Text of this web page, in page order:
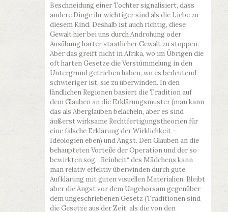
Beschneidung einer Tochter signalisiert, dass
andere Dinge ihr wichtiger sind als die Liebe zu
diesem Kind. Deshalb ist auch richtig, diese
Gewalt hier bei uns durch Androhung oder
Ausübung harter staatlicher Gewalt zu stoppen.
Aber das greift nicht in Afrika, wo im Übrigen die
oft harten Gesetze die Verstümmelung in den
Untergrund getrieben haben, wo es bedeutend
schwieriger ist, sie zu überwinden. In den
ländlichen Regionen basiert die Tradition auf
dem Glauben an die Erklärungsmuster (man kann
das als Aberglauben belächeln, aber es sind
äußerst wirksame Rechtfertigungstheorien für
eine falsche Erklärung der Wirklichkeit –
Ideologien eben) und Angst. Den Glauben an die
behaupteten Vorteile der Operation und der so
bewirkten sog. „Reinheit“ des Mädchens kann
man relativ effektiv überwinden durch gute
Aufklärung mit guten visuellen Materialien. Bleibt
aber die Angst vor dem Ungehorsam gegenüber
dem ungeschriebenen Gesetz (Traditionen sind
die Gesetze aus der Zeit, als die von den